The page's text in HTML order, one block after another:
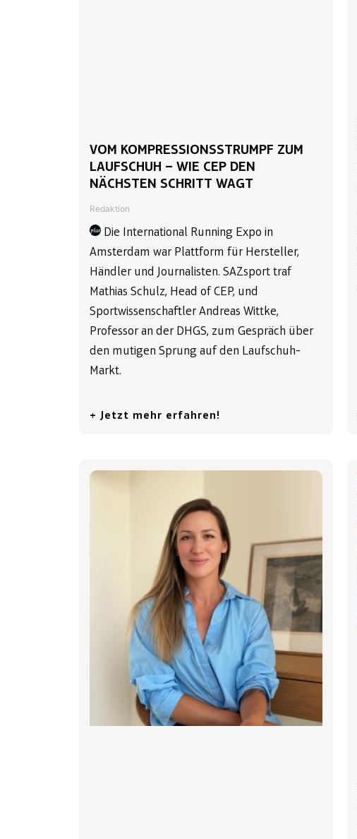
VOM KOMPRESSIONSSTRUMPF ZUM
LAUFSCHUH – WIE CEP DEN
NÄCHSTEN SCHRITT WAGT
Redaktion
Die International Running Expo in
Amsterdam war Plattform für Hersteller,
Händler und Journalisten. SAZsport traf
Mathias Schulz, Head of CEP, und
Sportwissenschaftler Andreas Wittke,
Professor an der DHGS, zum Gespräch über
den mutigen Sprung auf den Laufschuh-
Markt.
+ Jetzt mehr erfahren!